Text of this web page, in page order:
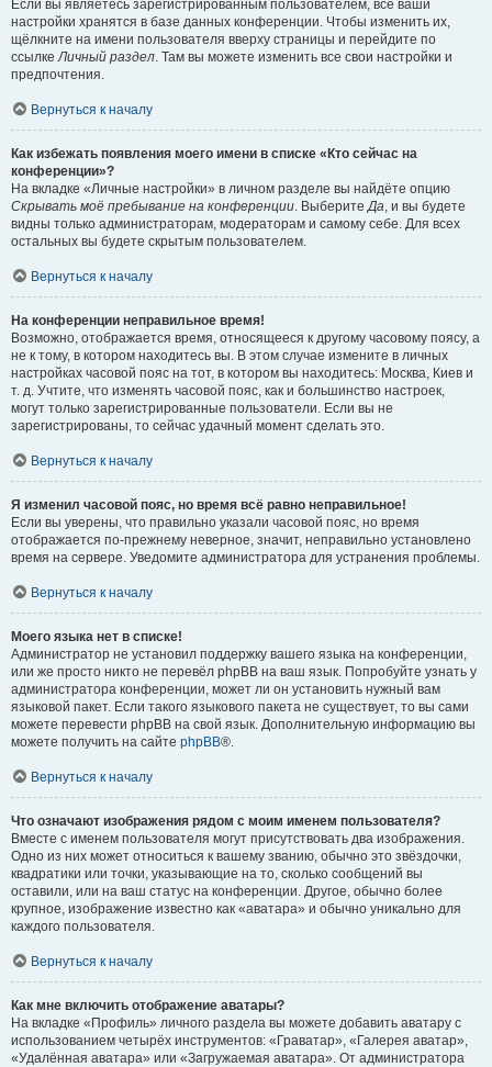
Если вы являетесь зарегистрированным пользователем, все ваши
настройки хранятся в базе данных конференции. Чтобы изменить их,
щёлкните на имени пользователя вверху страницы и перейдите по
ссылкеЛичный раздел. Там вы можете изменить все свои настройки и
предпочтения.
Вернуться к началу
Как избежать появления моего имени в списке «Кто сейчас на
конференции»?
На вкладке «Личные настройки» в личном разделе вы найдёте опцию
Скрывать моё пребывание на конференции. ВыберитеДа, и вы будете
видны только администраторам, модераторам и самому себе. Для всех
остальных вы будете скрытым пользователем.
Вернуться к началу
На конференции неправильное время!
Возможно, отображается время, относящееся к другому часовому поясу, а
не к тому, в котором находитесь вы. В этом случае измените в личных
настройках часовой пояс на тот, в котором вы находитесь: Москва, Киев и
т. д. Учтите, что изменять часовой пояс, как и большинство настроек,
могут только зарегистрированные пользователи. Если вы не
зарегистрированы, то сейчас удачный момент сделать это.
Вернуться к началу
Я изменил часовой пояс, но время всё равно неправильное!
Если вы уверены, что правильно указали часовой пояс, но время
отображается по-прежнему неверное, значит, неправильно установлено
время на сервере. Уведомите администратора для устранения проблемы.
Вернуться к началу
Моего языка нет в списке!
Администратор не установил поддержку вашего языка на конференции,
или же просто никто не перевёл phpBB на ваш язык. Попробуйте узнать у
администратора конференции, может ли он установить нужный вам
языковой пакет. Если такого языкового пакета не существует, то вы сами
можете перевести phpBB на свой язык. Дополнительную информацию вы
можете получить на сайте phpBB®.
Вернуться к началу
Что означают изображения рядом с моим именем пользователя?
Вместе с именем пользователя могут присутствовать два изображения.
Одно из них может относиться к вашему званию, обычно это звёздочки,
квадратики или точки, указывающие на то, сколько сообщений вы
оставили, или на ваш статус на конференции. Другое, обычно более
крупное, изображение известно как «аватара» и обычно уникально для
каждого пользователя.
Вернуться к началу
Как мне включить отображение аватары?
На вкладке «Профиль» личного раздела вы можете добавить аватару с
использованием четырёх инструментов: «Граватар», «Галерея аватар»,
«Удалённая аватара» или «Загружаемая аватара». От администратора